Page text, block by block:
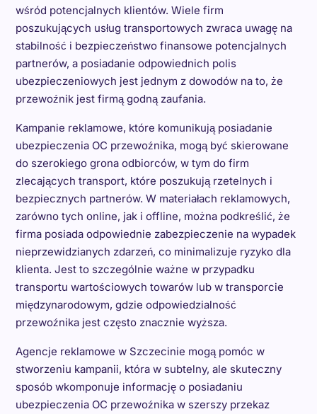
wśród potencjalnych klientów. Wiele firm
poszukujących usług transportowych zwraca uwagę na
stabilność i bezpieczeństwo finansowe potencjalnych
partnerów, a posiadanie odpowiednich polis
ubezpieczeniowych jest jednym z dowodów na to, że
przewoźnik jest firmą godną zaufania.
Kampanie reklamowe, które komunikują posiadanie
ubezpieczenia OC przewoźnika, mogą być skierowane
do szerokiego grona odbiorców, w tym do firm
zlecających transport, które poszukują rzetelnych i
bezpiecznych partnerów. W materiałach reklamowych,
zarówno tych online, jak i offline, można podkreślić, że
firma posiada odpowiednie zabezpieczenie na wypadek
nieprzewidzianych zdarzeń, co minimalizuje ryzyko dla
klienta. Jest to szczególnie ważne w przypadku
transportu wartościowych towarów lub w transporcie
międzynarodowym, gdzie odpowiedzialność
przewoźnika jest często znacznie wyższa.
Agencje reklamowe w Szczecinie mogą pomóc w
stworzeniu kampanii, która w subtelny, ale skuteczny
sposób wkomponuje informację o posiadaniu
ubezpieczenia OC przewoźnika w szerszy przekaz